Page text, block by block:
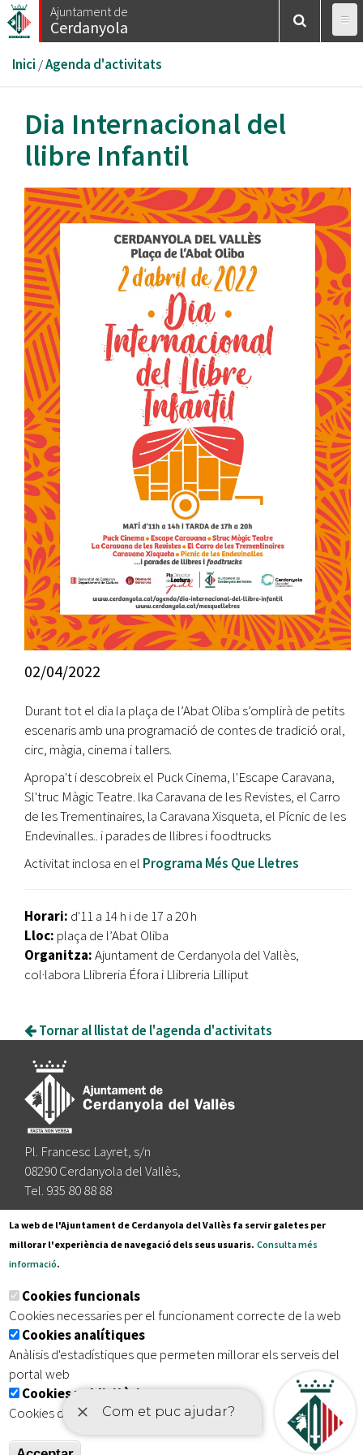
Vés
al
Ajuntament de
Cerdanyola
Esteu
aquí
Inici /Agenda d'activitats
Dia Internacional del
llibre Infantil
02/04/2022
Durant tot el dia la plaça de l’Abat Oliba s’omplirà de petits
escenaris amb una programació de contes de tradició oral,
circ, màgia, cinema i tallers.
Apropa't i descobreix el Puck Cinema, l'Escape Caravana,
Sl'truc Màgic Teatre. lka Caravana de les Revistes, el Carro
de les Trementinaires, la Caravana Xisqueta, el Pícnic de les
Endevinalles.. i parades de llibres i foodtrucks
Activitat inclosa en el Programa Més Que Lletres
Horari: d'11 a 14 h i de 17 a 20 h
Lloc: plaça de l’Abat Oliba
Organitza:Ajuntament de Cerdanyola del Vallès,
col·labora Llibreria Éfora i Llibreria Lilliput
Tornar al llistat de l'agenda d'activitats
Pl. Francesc Layret, s/n
08290 Cerdanyola del Vallès,
Tel. 935 80 88 88
Segueix-nos a:
Subscriu-te al nostre butlletí
Inici | Avís legal | Protecció de dades
| Accessibilitat
La web de l'Ajuntament de Cerdanyola del Vallès fa servir galetes per
millorar l'experiència de navegació dels seus usuaris. Consulta més
informació.
Cookies funcionals
Cookies necessaries per el funcionament correcte de la web
Cookies analítiques
Anàlisis d'estadístiques que permeten millorar els serveis del
portal web
Cookies publicitàries
Cookies de tercers amb finalitat publicitària